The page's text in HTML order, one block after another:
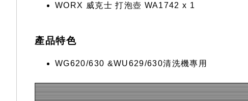
WORX 威克士 打泡壺 WA1742 x 1
產品特色
WG620/630 &WU629/630清洗機專用